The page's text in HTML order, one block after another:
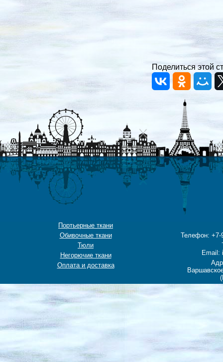
Поделиться этой
Портьерные ткани
Обивочные ткани
Тюли
Негорючие ткани
Оплата и доставка
Телефон: +7-
Email: